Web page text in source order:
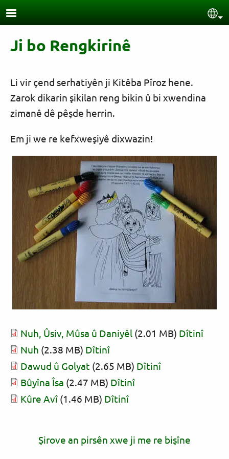
Skip to main content
Ji bo Rengkirinê
Li vir çend serhatiyên ji Kitêba Pîroz hene.
Zarok dikarin şikilan reng bikin û bi xwendina
zimanê dê pêşde herrin.
Em ji we re kefxweşiyê dixwazin!
Nuh, Ûsiv, Mûsa û Daniyêl (2.01 MB) Dîtinî
Nuh (2.38 MB) Dîtinî
Dawud û Golyat (2.65 MB) Dîtinî
Bûyîna Îsa (2.47 MB) Dîtinî
Kûre Avî (1.46 MB) Dîtinî
Şirove an pirsên xwe ji me re bişîne